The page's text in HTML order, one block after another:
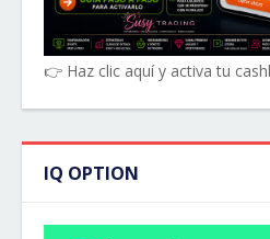
👉 Haz clic aquí y activa tu
IQ OPTION